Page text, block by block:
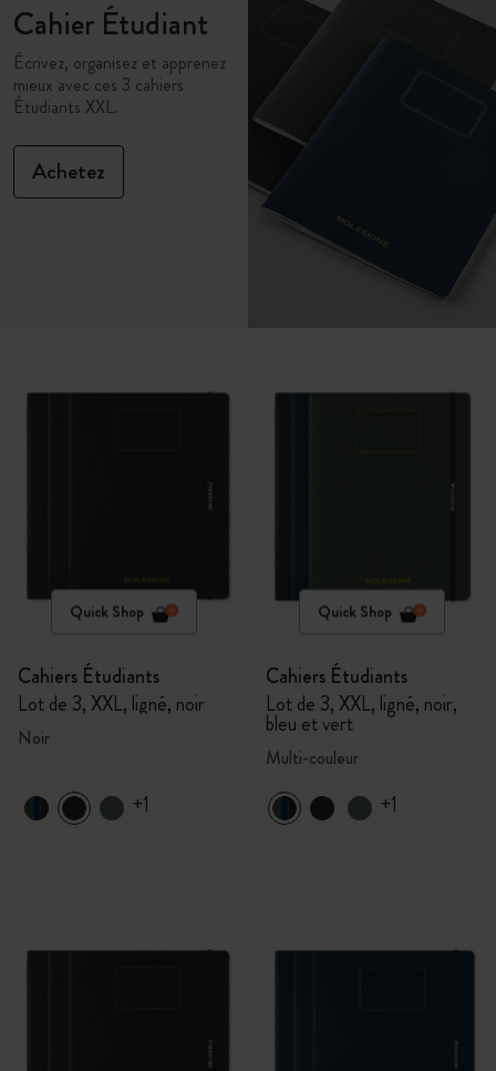
Cahier Étudiant
Écrivez, organisez et apprenez
mieux avec ces 3 cahiers
Étudiants XXL.
Achetez
Quick Shop
Cahiers Étudiants
Lot de 3, XXL, ligné, noir
Noir
+1
Quick Shop
Cahiers Étudiants
Lot de 3, XXL, ligné, noir,
bleu et vert
Multi-couleur
+1